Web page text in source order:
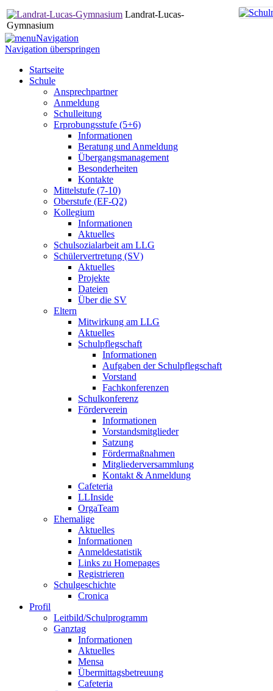
Landrat-Lucas-
Gymnasium
Navigation
Navigation überspringen
Startseite
Schule
Ansprechpartner
Anmeldung
Schulleitung
Erprobungsstufe (5+6)
Informationen
Beratung und Anmeldung
Übergangsmanagement
Besonderheiten
Kontakte
Mittelstufe (7-10)
Oberstufe (EF-Q2)
Kollegium
Informationen
Aktuelles
Schulsozialarbeit am LLG
Schülervertretung (SV)
Aktuelles
Projekte
Dateien
Über die SV
Eltern
Mitwirkung am LLG
Aktuelles
Schulpflegschaft
Informationen
Aufgaben der Schulpflegschaft
Vorstand
Fachkonferenzen
Schulkonferenz
Förderverein
Informationen
Vorstandsmitglieder
Satzung
Fördermaßnahmen
Mitgliederversammlung
Kontakt & Anmeldung
Cafeteria
LLInside
OrgaTeam
Ehemalige
Aktuelles
Informationen
Anmeldestatistik
Links zu Homepages
Registrieren
Schulgeschichte
Cronica
Profil
Leitbild/Schulprogramm
Ganztag
Informationen
Aktuelles
Mensa
Übermittagsbetreuung
Cafeteria